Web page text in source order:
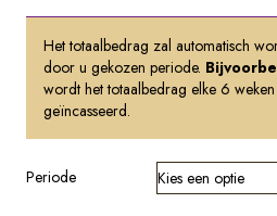
Het totaalbedrag zal automatisch
door u gekozen periode.
wordt het totaalbedrag elke 6 weken
geïncasseerd.
Periode